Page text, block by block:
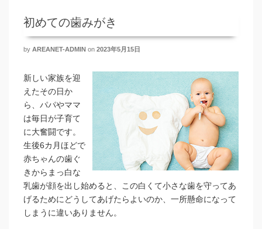
初めての歯みがき
by AREANET-ADMIN on 2023年5月15日
新しい家族を迎
えたその日か
ら、パパやママ
は毎日が子育て
に大奮闘です。
生後6カ月ほどで
赤ちゃんの歯ぐ
きからまっ白な
乳歯が顔を出し始めると、この白くて小さな歯を守ってあ
げるためにどうしてあげたらよいのか、一所懸命になって
しまうに違いありません。